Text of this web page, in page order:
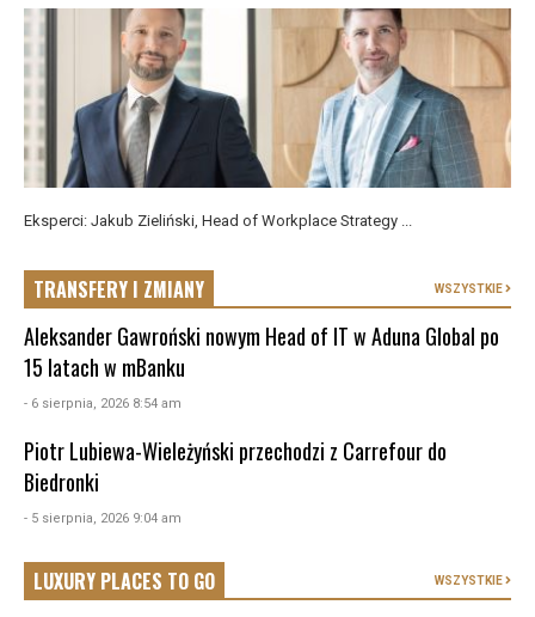
Eksperci: Jakub Zieliński, Head of Workplace Strategy ...
TRANSFERY I ZMIANY WSZYSTKIE
Aleksander Gawroński nowym Head of IT w Aduna Global po
15 latach w mBanku
- 6 sierpnia, 2026 8:54 am
Piotr Lubiewa-Wieleżyński przechodzi z Carrefour do
Biedronki
- 5 sierpnia, 2026 9:04 am
LUXURY PLACES TO GO WSZYSTKIE